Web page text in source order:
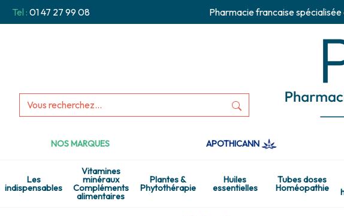
Tel : 01 47 27 99 08 Pharmacie francaise
NOS MARQUES APOTHICANN
Les
indispensables
Vitamines
minéraux
Compléments
alimentaires
Plantes &
Phytothérapie
Huiles
essentielles
Tubes doses
Homéopathie